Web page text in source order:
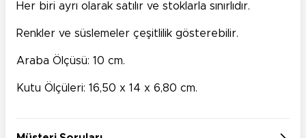
Her biri ayrı olarak satılır ve stoklarla sınırlıdır.
Renkler ve süslemeler çeşitlilik gösterebilir.
Araba Ölçüsü: 10 cm.
Kutu Ölçüleri: 16,50 x 14 x 6,80 cm.